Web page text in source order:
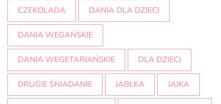
CZEKOLADA DANIA DLA DZIECI
DANIA WEGAŃSKIE
DANIA WEGETARIAŃSKIE DLA DZIECI
DRUGIE ŚNIADANIE JABŁKA JAJKA